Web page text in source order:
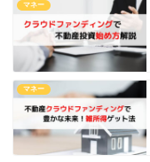
マネー
マネー